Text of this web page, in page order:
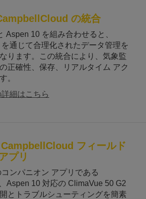
の統合
Aspen 10 を組み合わせると、
通じて合理化されたデータ管理を
ります。この統合により、気象監
正確性、保存、リアルタイム アク
。
細はこちら
フィールド
プリ
ンパニオン アプリである
Aspen 10 対応の ClimaVue 50 G2
とトラブルシューティングを簡素